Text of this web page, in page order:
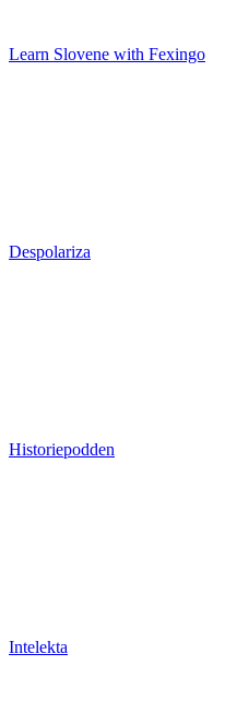
Learn Slovene with Fexingo
Despolariza
Historiepodden
Intelekta